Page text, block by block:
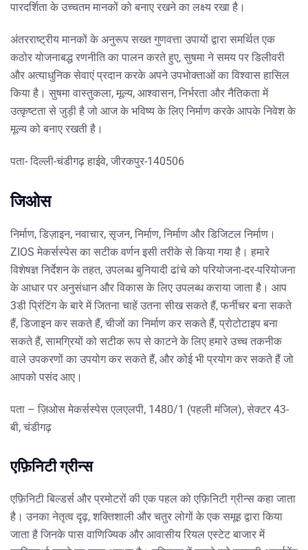
पारदर्शिता के उच्चतम मानकों को बनाए रखने का लक्ष्य रखा है।
अंतरराष्ट्रीय मानकों के अनुरूप सख्त गुणवत्ता उपायों द्वारा समर्थित एक
कठोर योजनाबद्ध रणनीति का पालन करते हुए, सुषमा ने समय पर डिलीवरी
और अत्याधुनिक सेवाएं प्रदान करके अपने उपभोक्ताओं का विश्वास हासिल
किया है। सुषमा वास्तुकला, मूल्य, आश्वासन, निर्भरता और नैतिकता में
उत्कृष्टता से जुड़ी है जो आज के भविष्य के लिए निर्माण करके आपके निवेश के
मूल्य को बनाए रखती है।
पता- दिल्ली-चंडीगढ़ हाईवे, जीरकपुर-140506
जिओस
निर्माण, डिज़ाइन, नवाचार, सृजन, निर्माण, निर्माण और डिजिटल निर्माण।
ZIOS मेकर्सस्पेस का सटीक वर्णन इसी तरीके से किया गया है। हमारे
विशेषज्ञ निर्देशन के तहत, उपलब्ध बुनियादी ढांचे को परियोजना-दर-परियोजना
के आधार पर अनुसंधान और विकास के लिए उपलब्ध कराया जाता है। आप
3डी प्रिंटिंग के बारे में जितना चाहें उतना सीख सकते हैं, फर्नीचर बना सकते
हैं, डिजाइन कर सकते हैं, चीजों का निर्माण कर सकते हैं, प्रोटोटाइप बना
सकते हैं, सामग्रियों को सटीक रूप से काटने के लिए हमारे उच्च तकनीक
वाले उपकरणों का उपयोग कर सकते हैं, और कोई भी प्रयोग कर सकते हैं जो
आपको पसंद आए।
पता – ज़िओस मेकर्सस्पेस एलएलपी, 1480/1 (पहली मंजिल), सेक्टर 43-
बी, चंडीगढ़
एफ़िनिटी ग्रीन्स
एफ़िनिटी बिल्डर्स और प्रमोटरों की एक पहल को एफ़िनिटी ग्रीन्स कहा जाता
है। उनका नेतृत्व दृढ़, शक्तिशाली और चतुर लोगों के एक समूह द्वारा किया
जाता है जिनके पास वाणिज्यिक और आवासीय रियल एस्टेट बाजार में